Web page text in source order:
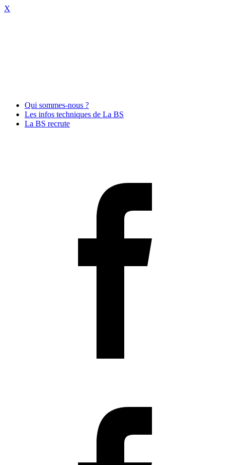
X
Qui sommes-nous ?
Les infos techniques de La BS
La BS recrute